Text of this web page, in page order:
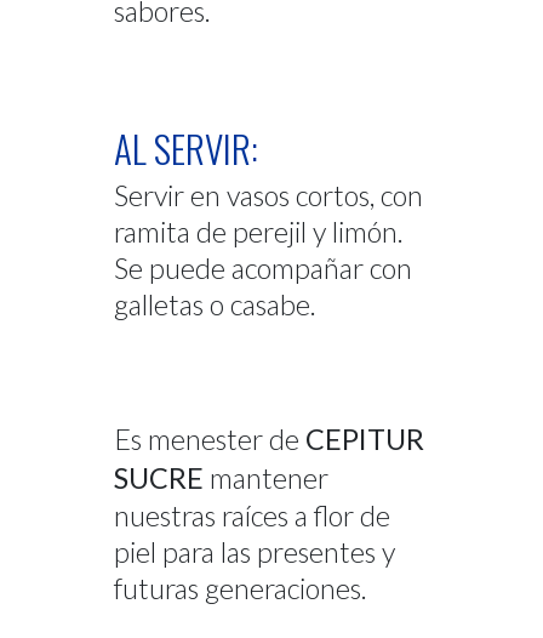
sabores.
AL SERVIR:
Servir en vasos cortos, con
ramita de perejil y limón.
Se puede acompañar con
galletas o casabe.
Es menester de CEPITUR
SUCRE mantener
nuestras raíces a flor de
piel para las presentes y
futuras generaciones.